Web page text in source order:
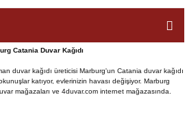
Catania Duvar Kağıdı
duvar kağıdı üreticisi Marburg'un Catania duvar kağıdı
katıyor, evlerinizin havası değişiyor. Marburg
mağazaları ve 4duvar.com internet mağazasında.